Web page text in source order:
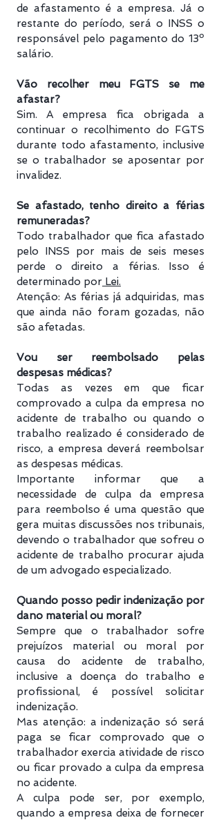
de afastamento é a empresa. Já o
restante do período, será o INSS o
responsável pelo pagamento do 13º
salário.
Vão recolher meu FGTS se me
afastar?
Sim. A empresa fica obrigada a
continuar o recolhimento do FGTS
durante todo afastamento, inclusive
se o trabalhador se aposentar por
invalidez.
Se afastado, tenho direito a férias
remuneradas?
Todo trabalhador que fica afastado
pelo INSS por mais de seis meses
perde o direito a férias. Isso é
determinado por Lei.
Atenção: As férias já adquiridas, mas
que ainda não foram gozadas, não
são afetadas.
Vou ser reembolsado pelas
despesas médicas?
Todas as vezes em que ficar
comprovado a culpa da empresa no
acidente de trabalho ou quando o
trabalho realizado é considerado de
risco, a empresa deverá reembolsar
as despesas médicas.
Importante informar que a
necessidade de culpa da empresa
para reembolso é uma questão que
gera muitas discussões nos tribunais,
devendo o trabalhador que sofreu o
acidente de trabalho procurar ajuda
de um advogado especializado.
Quando posso pedir indenização por
dano material ou moral?
Sempre que o trabalhador sofre
prejuízos material ou moral por
causa do acidente de trabalho,
inclusive a doença do trabalho e
profissional, é possível solicitar
indenização.
Mas atenção: a indenização só será
paga se ficar comprovado que o
trabalhador exercia atividade de risco
ou ficar provado a culpa da empresa
no acidente.
A culpa pode ser, por exemplo,
quando a empresa deixa de fornecer